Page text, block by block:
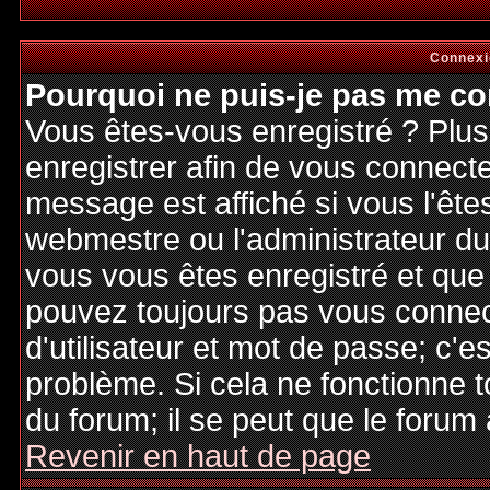
Pourquoi ne puis-je pas me
Vous êtes-vous enregistré ?
enregistrer afin de vous
message est affiché si vous
webmestre ou l'administrateur
vous vous êtes enregistré et
pouvez toujours pas vous
d'utilisateur et mot de passe;
problème. Si cela ne fonctionne
du forum; il se peut que le
Revenir en haut de page